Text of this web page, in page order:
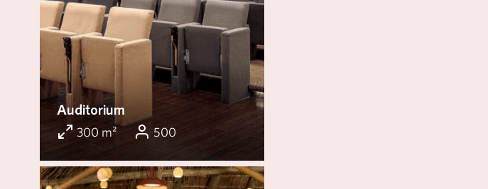
Auditorium
300 m² 500